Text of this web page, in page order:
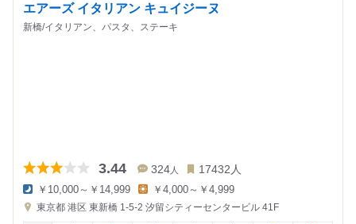
エアーズ イタリアン キュイジーヌ
新橋/イタリアン、パスタ、ステーキ
3.44 324人 17432人
夜
の
￥10,000～￥14,999
昼
の
￥4,000～￥4,999
東京都 港区 東新橋 1-5-2 汐留シティーセンタービル 41F